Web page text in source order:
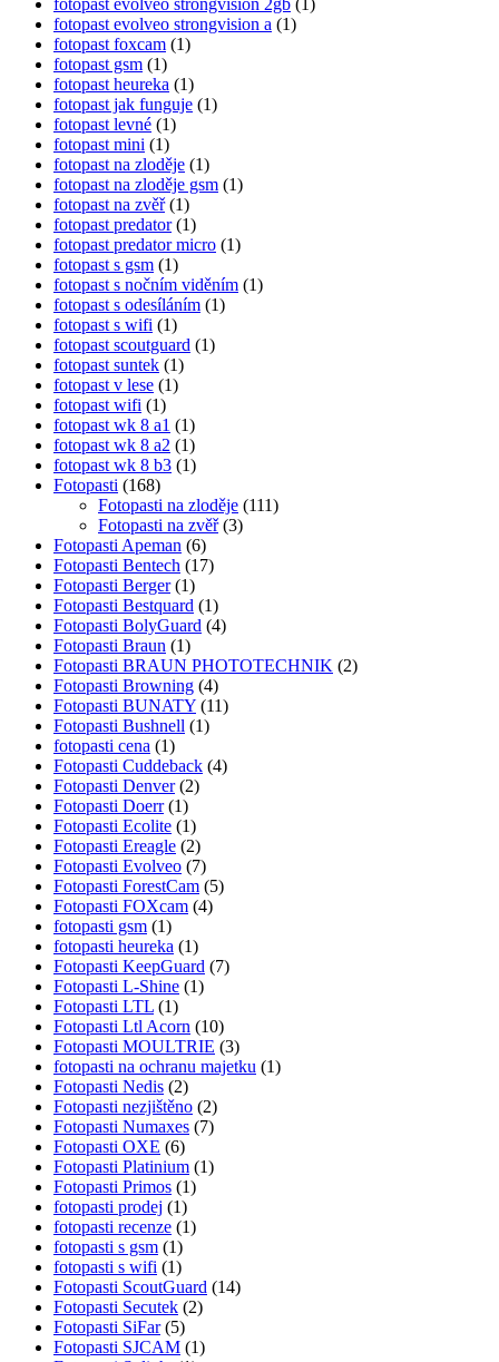
fotopast evolveo strongvision a (1)
fotopast foxcam (1)
fotopast gsm (1)
fotopast heureka (1)
fotopast jak funguje (1)
fotopast levné (1)
fotopast mini (1)
fotopast na zloděje (1)
fotopast na zloděje gsm (1)
fotopast na zvěř(1)
fotopast predator(1)
fotopast predator micro (1)
fotopast s gsm (1)
fotopast s nočním viděním (1)
fotopast s odesíláním (1)
fotopast s wifi (1)
fotopast scoutguard (1)
fotopast suntek (1)
fotopast v lese (1)
fotopast wifi (1)
fotopast wk 8 a1 (1)
fotopast wk 8 a2 (1)
fotopast wk 8 b3 (1)
Fotopasti (168)
Fotopasti na zloděje (111)
Fotopasti na zvěř(3)
Fotopasti Apeman (6)
Fotopasti Bentech (17)
Fotopasti Berger(1)
Fotopasti Bestquard (1)
Fotopasti BolyGuard (4)
Fotopasti Braun (1)
Fotopasti BRAUN PHOTOTECHNIK (2)
Fotopasti Browning (4)
Fotopasti BUNATY (11)
Fotopasti Bushnell (1)
fotopasti cena (1)
Fotopasti Cuddeback (4)
Fotopasti Denver(2)
Fotopasti Doerr(1)
Fotopasti Ecolite (1)
Fotopasti Ereagle (2)
Fotopasti Evolveo (7)
Fotopasti ForestCam (5)
Fotopasti FOXcam (4)
fotopasti gsm (1)
fotopasti heureka (1)
Fotopasti KeepGuard (7)
Fotopasti L-Shine (1)
Fotopasti LTL (1)
Fotopasti Ltl Acorn (10)
Fotopasti MOULTRIE (3)
fotopasti na ochranu majetku (1)
Fotopasti Nedis (2)
Fotopasti nezjištěno (2)
Fotopasti Numaxes (7)
Fotopasti OXE (6)
Fotopasti Platinium (1)
Fotopasti Primos (1)
fotopasti prodej (1)
fotopasti recenze (1)
fotopasti s gsm (1)
fotopasti s wifi (1)
Fotopasti ScoutGuard (14)
Fotopasti Secutek (2)
Fotopasti SiFar(5)
Fotopasti SJCAM (1)